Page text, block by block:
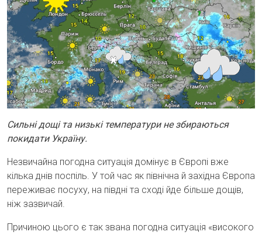
Сильні дощі та низькі температури не збираються
покидати Україну.
Незвичайна погодна ситуація домінує в Європі вже
кілька днів поспіль. У той час як північна й західна Європа
переживає посуху, на півдні та сході йде більше дощів,
ніж зазвичай.
Причиною цього є так звана погодна ситуація «високого